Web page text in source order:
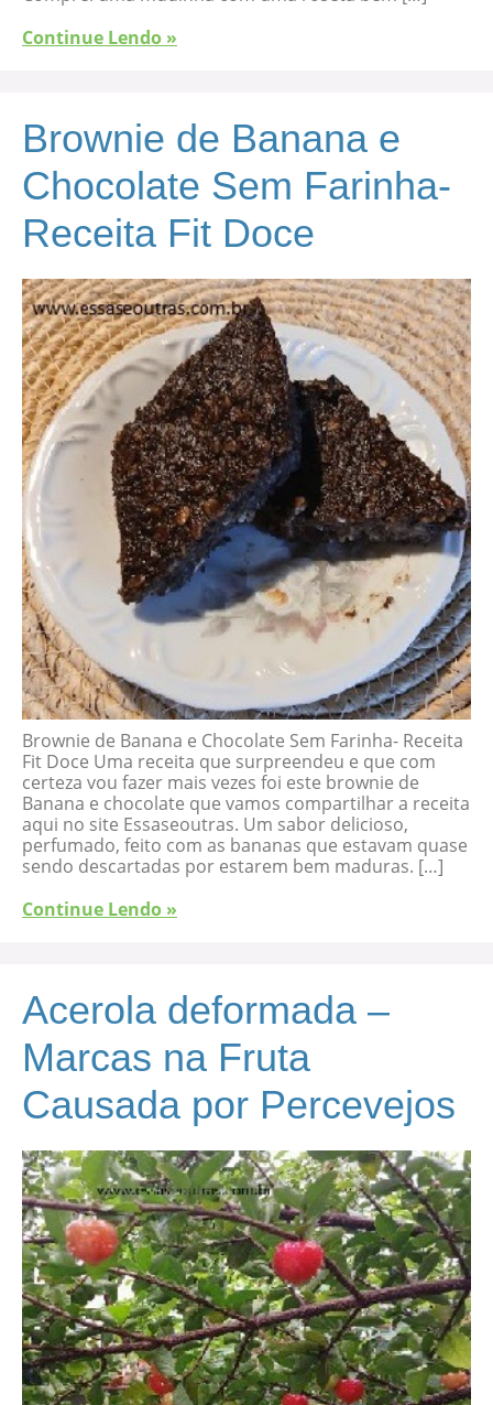
Continue Lendo »
Brownie de Banana e
Chocolate Sem Farinha-
Receita Fit Doce
Brownie de Banana e Chocolate Sem Farinha- Receita
Fit Doce Uma receita que surpreendeu e que com
certeza vou fazer mais vezes foi este brownie de
Banana e chocolate que vamos compartilhar a receita
aqui no site Essaseoutras. Um sabor delicioso,
perfumado, feito com as bananas que estavam quase
sendo descartadas por estarem bem maduras. […]
Continue Lendo »
Acerola deformada –
Marcas na Fruta
Causada por Percevejos